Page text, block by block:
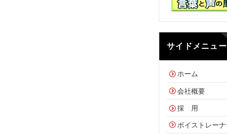
サイドメニュー
ホーム
会社概要
採 用
ボイストレー